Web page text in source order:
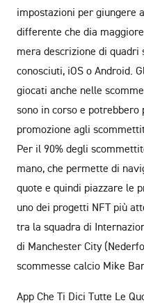
impostazioni per giungere
differente che dia
mera descrizione di
conosciuti, iOS o Android.
giocati anche nelle
sono in corso e
promozione agli
Per il 90% degli
mano, che permette di
quote e quindi piazzare le
uno dei progetti NFT più
tra la squadra di
di Manchester City
scommesse calcio Mike
App Che Ti Dici Tutte Le